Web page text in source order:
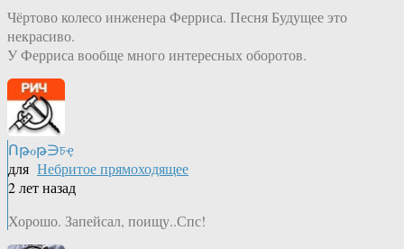
Чёртово колесо инженера Ферриса. Песня Будущее это
некрасиво.
У Ферриса вообще много интересных оборотов.
Ոթℴթ∋চҿ
для Небритое прямоходящее
2 лет назад
Хорошо. Запейсал, поищу..Спс!